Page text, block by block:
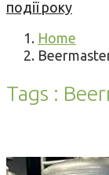
події року
Home
Tags :